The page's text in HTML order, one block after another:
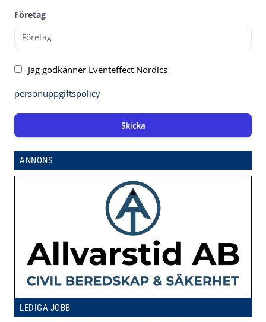
Företag
Jag godkänner Eventeffect Nordics
personuppgiftspolicy
Skicka
ANNONS
LEDIGA JOBB